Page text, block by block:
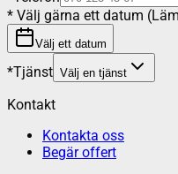
* Välj gärna ett datum
Välj ett datum
*Tjänst Välj en tjänst
Kontakt
Kontakta oss
Begär offert